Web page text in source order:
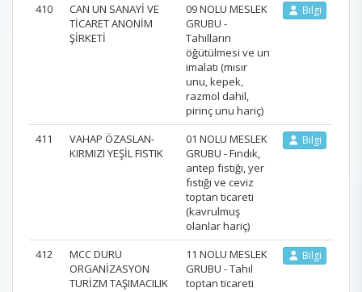
410
CAN UN SANAYİ VE
TİCARET ANONİM
ŞİRKETİ
09 NOLU MESLEK
GRUBU -
Tahılların
öğütülmesi ve un
imalatı (mısır
unu, kepek,
razmol dahil,
pirinç unu hariç)
Bilgi
411
VAHAP ÖZASLAN-
KIRMIZI YEŞİL FISTIK
01 NOLU MESLEK
GRUBU - Fındık,
antep fıstığı, yer
fıstığı ve ceviz
toptan ticareti
(kavrulmuş
olanlar hariç)
Bilgi
412
MCC DURU
ORGANİZASYON
TURİZM TAŞIMACILIK
11 NOLU MESLEK
GRUBU - Tahıl
toptan ticareti
Bilgi